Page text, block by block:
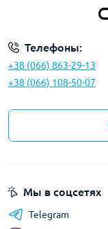
Телефоны:
+38 (066) 863-29-13
+38 (066) 108-50-07
Мы в соцсетях
Telegram